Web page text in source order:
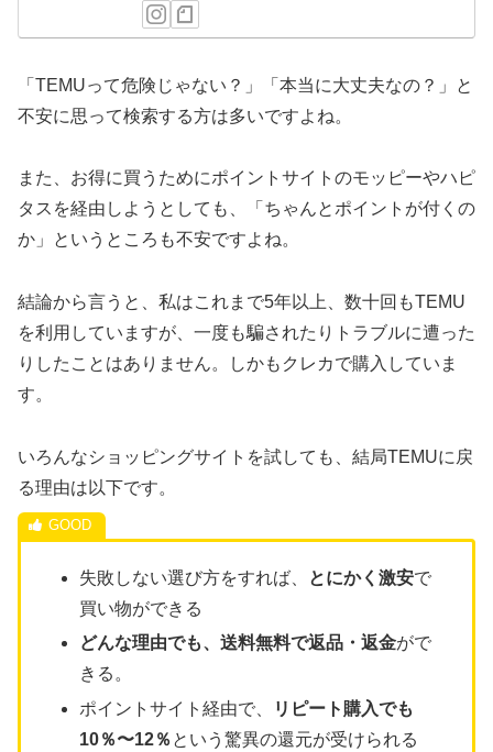
「TEMUって危険じゃない？」「本当に大丈夫なの？」と
不安に思って検索する方は多いですよね。
また、お得に買うためにポイントサイトのモッピーやハピ
タスを経由しようとしても、「ちゃんとポイントが付くの
か」というところも不安ですよね。
結論から言うと、私はこれまで5年以上、数十回もTEMU
を利用していますが、一度も騙されたりトラブルに遭った
りしたことはありません。しかもクレカで購入していま
す。
いろんなショッピングサイトを試しても、結局TEMUに戻
る理由は以下です。
失敗しない選び方をすれば、 とにかく激安で
買い物ができる
どんな理由でも、送料無料で返品・返金がで
きる。
ポイントサイト経由で、
リピート購入でも
10％〜12％ という驚異の還元が受けられる